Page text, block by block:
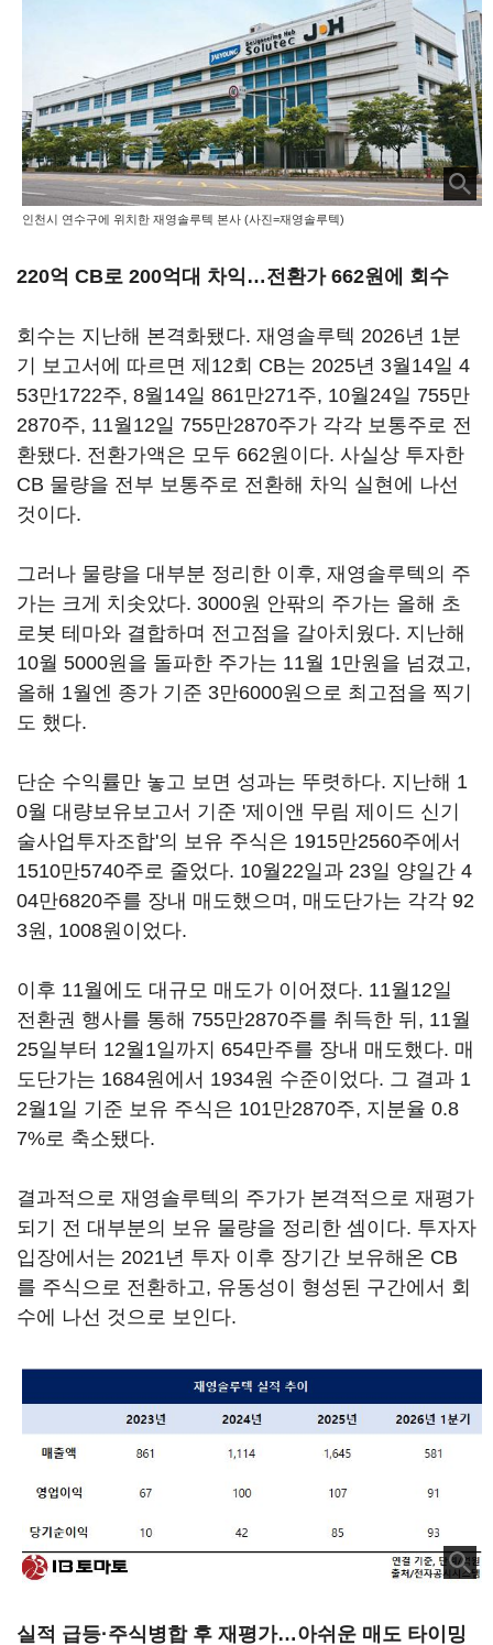
인천시 연수구에 위치한 재영솔루텍 본사 (사진=재영솔루텍)
220억 CB로 200억대 차익…전환가 662원에 회수
회수는 지난해 본격화됐다. 재영솔루텍 2026년 1분
기 보고서에 따르면 제12회 CB는 2025년 3월14일 4
53만1722주, 8월14일 861만271주, 10월24일 755만
2870주, 11월12일 755만2870주가 각각 보통주로 전
환됐다. 전환가액은 모두 662원이다. 사실상 투자한
CB 물량을 전부 보통주로 전환해 차익 실현에 나선
것이다.
그러나 물량을 대부분 정리한 이후, 재영솔루텍의 주
가는 크게 치솟았다. 3000원 안팎의 주가는 올해 초
로봇 테마와 결합하며 전고점을 갈아치웠다. 지난해
10월 5000원을 돌파한 주가는 11월 1만원을 넘겼고,
올해 1월엔 종가 기준 3만6000원으로 최고점을 찍기
도 했다.
단순 수익률만 놓고 보면 성과는 뚜렷하다. 지난해 1
0월 대량보유보고서 기준 '제이앤 무림 제이드 신기
술사업투자조합'의 보유 주식은 1915만2560주에서
1510만5740주로 줄었다. 10월22일과 23일 양일간 4
04만6820주를 장내 매도했으며, 매도단가는 각각 92
3원, 1008원이었다.
이후 11월에도 대규모 매도가 이어졌다. 11월12일
전환권 행사를 통해 755만2870주를 취득한 뒤, 11월
25일부터 12월1일까지 654만주를 장내 매도했다. 매
도단가는 1684원에서 1934원 수준이었다. 그 결과 1
2월1일 기준 보유 주식은 101만2870주, 지분율 0.8
7%로 축소됐다.
결과적으로 재영솔루텍의 주가가 본격적으로 재평가
되기 전 대부분의 보유 물량을 정리한 셈이다. 투자자
입장에서는 2021년 투자 이후 장기간 보유해온 CB
를 주식으로 전환하고, 유동성이 형성된 구간에서 회
수에 나선 것으로 보인다.
실적 급등·주식병합 후 재평가…아쉬운 매도 타이밍